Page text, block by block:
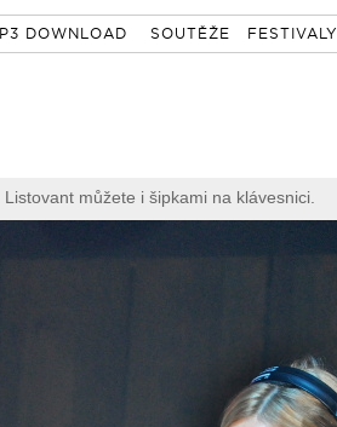
DOWNLOAD SOUTĚŽE FESTIVALY
Listovant můžete i šipkami na klávesnici.